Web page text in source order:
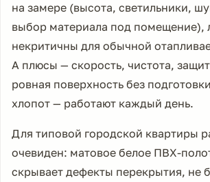
на замере (высота, светильники,
выбор материала под помещение),
некритичны для обычной
А плюсы — скорость, чистота,
ровная поверхность без
хлопот — работают каждый день.
Для типовой городской квартиры
очевиден: матовое белое ПВХ-
скрывает дефекты перекрытия, не